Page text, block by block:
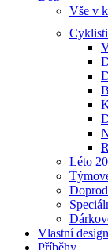
Léto
Vlastní design
Příběhy
Informace